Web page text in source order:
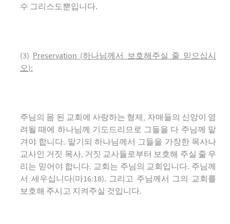
수 그리스도뿐입니다.
(3) Preservation (하나님께서 보호해주실 줄 믿으십시
오):
주님의 몸 된 교회에 사랑하는 형제, 자매들의 신앙이 염
려될 때에 하나님께 기도드리므로 그들을 다 주님께 맡
겨야 합니다. 맡기되 하나님께서 그들을 가장한 목사나
교사인 거짓 목사, 거짓 교사들로부터 보호해 주실 줄 우
리는 믿어야 합니다. 교회는 주님의 교회입니다. 주님께
서 세우십니다(마16:18). 그리고 주님께서 그의 교회를
보호해 주시고 지켜주실 것입니다.